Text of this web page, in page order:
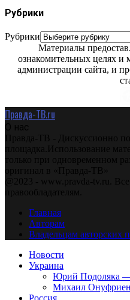
Рубрики
Рубрики
Материалы
ознакомительных целях и
администрации сайта, и
Правда-ТВ.ru
О нас
Правда-ТВ - Дискуссионно
площадка.Использование
только при одновременном
оригинал в «Правда-ТВ»
@2023 - www.pravda-tv.ru.
правообладателям.
Главная
Авторам
Владельцам авторских
Новости
Украина
Юрий Подоляка
Михаил